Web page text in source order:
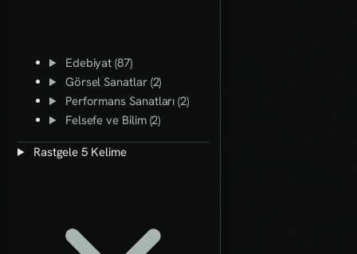
Edebiyat (87)
Görsel Sanatlar (2)
Performans Sanatları (2)
Felsefe ve Bilim (2)
Rastgele 5 Kelime